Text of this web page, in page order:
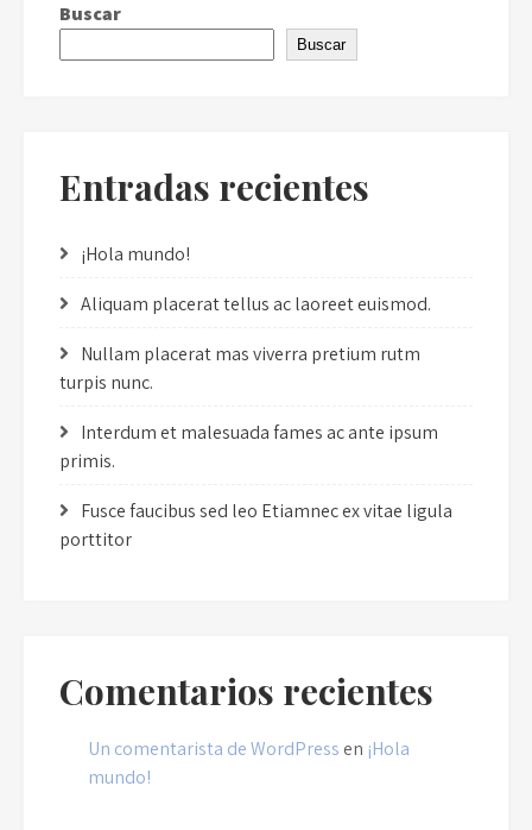
Buscar
Buscar
Entradas recientes
¡Hola mundo!
Aliquam placerat tellus ac laoreet euismod.
Nullam placerat mas viverra pretium rutm
turpis nunc.
Interdum et malesuada fames ac ante ipsum
primis.
Fusce faucibus sed leo Etiamnec ex vitae ligula
porttitor
Comentarios recientes
Un comentarista de WordPress en ¡Hola
mundo!